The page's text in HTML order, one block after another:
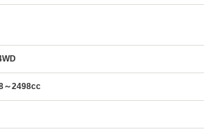
～2498cc